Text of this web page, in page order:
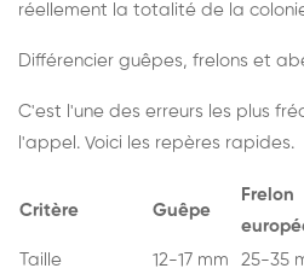
réellement la totalité de la
Différencier guêpes, frelons et
C'est l'une des erreurs les plus
l'appel. Voici les repères rapides.
Critère Guêpe
Frelon
Taille 12-17 mm 25-35